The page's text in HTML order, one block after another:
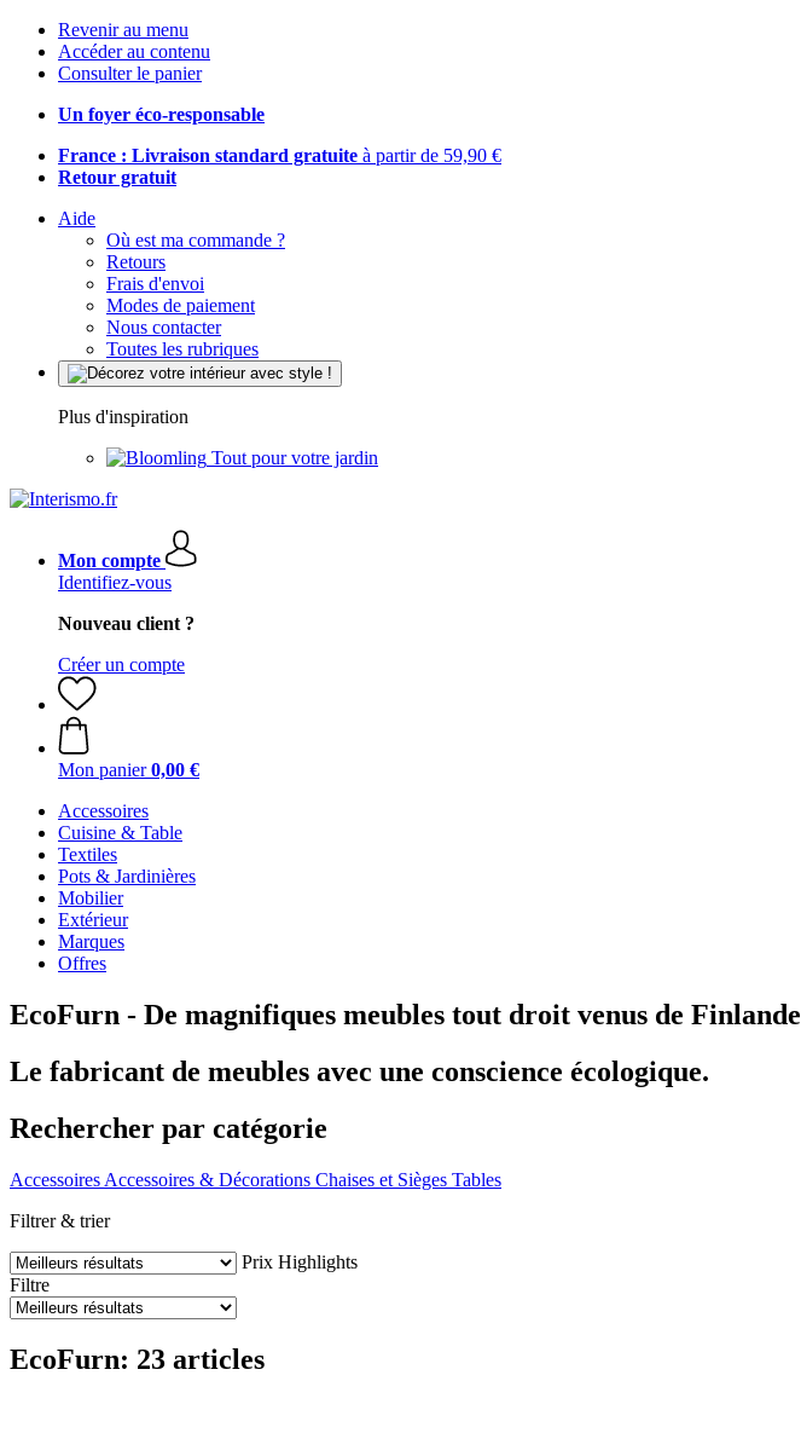
Revenir au menu
Accéder au contenu
Consulter le panier
Un foyer éco-responsable
France : Livraison standard gratuite à partir de 59,90 €
Retour gratuit
Aide
Où est ma commande ?
Retours
Frais d'envoi
Modes de paiement
Nous contacter
Toutes les rubriques
Plus d'inspiration
Tout pour votre jardin
Mon compte
Identifiez-vous
Nouveau client ?
Créer un compte
Mon panier 0,00 €
Accessoires
Cuisine & Table
Textiles
Pots & Jardinières
Mobilier
Extérieur
Marques
Offres
EcoFurn - De magnifiques meubles tout droit venus de Finlande
Le fabricant de meubles avec une conscience écologique.
Rechercher par catégorie
Accessoires Accessoires & Décorations Chaises et Sièges Tables
Filtrer & trier
Prix Highlights
Filtre
EcoFurn: 23 articles